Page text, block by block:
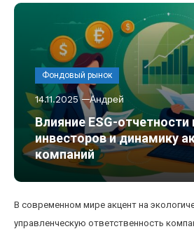
Фондовый рынок
14.11.2025 Андрей
Влияние ESG-
инвесторов и динамику
компаний
В современном мире акцент на
управленческую ответственность